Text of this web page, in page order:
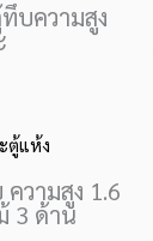
บความสูง
วามสูง 1.6
3 ด้าน